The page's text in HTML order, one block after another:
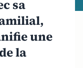
sa
une
la